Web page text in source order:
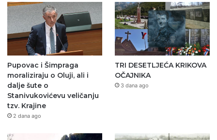
Pupovac i Šimpraga
moraliziraju o Oluji, ali i
dalje šute o
Stanivukovićevu veličanju
tzv. Krajine
2 dana ago
TRI DESETLJEĆA KRIKOVA
OČAJNIKA
3 dana ago